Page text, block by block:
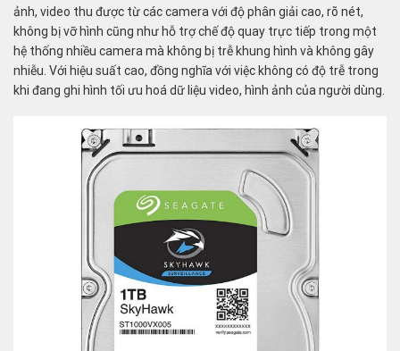
ảnh, video thu được từ các camera với độ phân giải cao, rõ nét,
không bị vỡ hình cũng như hỗ trợ chế độ quay trực tiếp trong một
hệ thống nhiều camera mà không bị trễ khung hình và không gây
nhiễu. Với hiệu suất cao, đồng nghĩa với việc không có độ trễ trong
khi đang ghi hình tối ưu hoá dữ liệu video, hình ảnh của người dùng.